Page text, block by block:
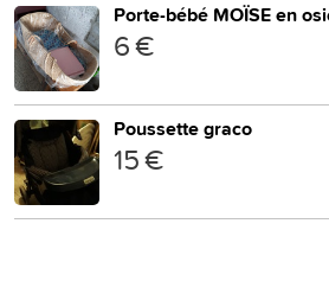
Porte-bébé MOÏSE en
6 €
Poussette graco
15 €